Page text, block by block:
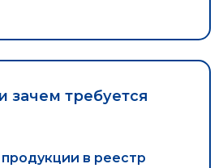
зачем требуется
в реестр